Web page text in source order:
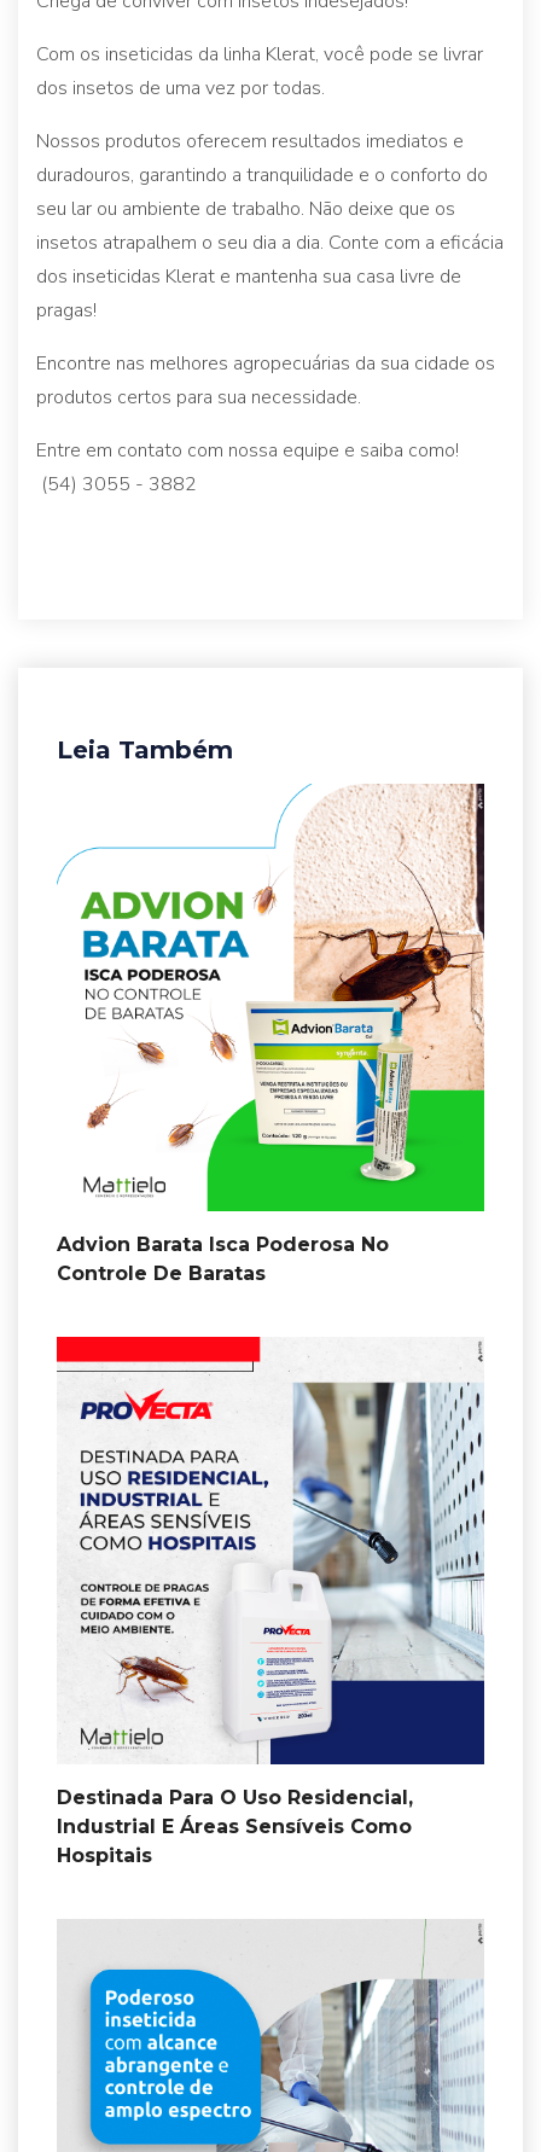
Com os inseticidas da linha Klerat, você pode se livrar
dos insetos de uma vez por todas.
Nossos produtos oferecem resultados imediatos e
duradouros, garantindo a tranquilidade e o conforto do
seu lar ou ambiente de trabalho. Não deixe que os
insetos atrapalhem o seu dia a dia. Conte com a eficácia
dos inseticidas Klerat e mantenha sua casa livre de
pragas!
Encontre nas melhores agropecuárias da sua cidade os
produtos certos para sua necessidade.
Entre em contato com nossa equipe e saiba como!
(54) 3055 - 3882
Leia Também
Advion Barata Isca Poderosa No
Controle De Baratas
Destinada Para O Uso Residencial,
Industrial E Áreas Sensíveis Como
Hospitais